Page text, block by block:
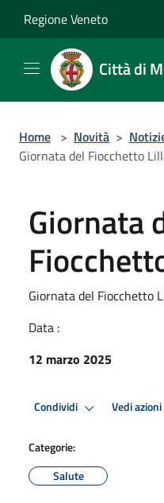
Regione Veneto
Città di
Home > Novità >
Giornata del Fiocchetto
Giornata
Giornata del Fiocchetto
Data :
12 marzo 2025
Condividi Vedi azioni
Categorie:
Salute